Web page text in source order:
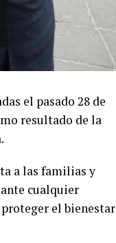
el pasado 28 de
resultado de la
a las familias y
cualquier
el bienestar